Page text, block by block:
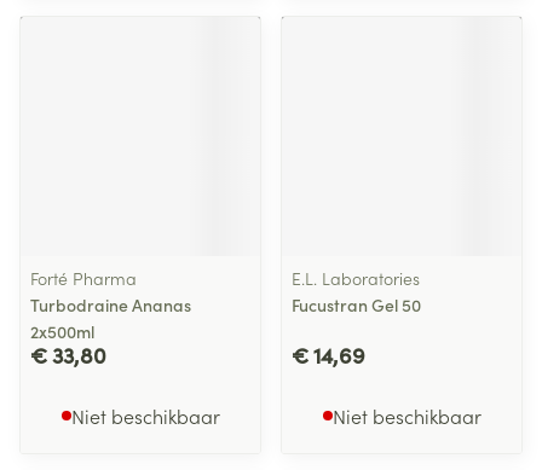
Forté Pharma
Turbodraine Ananas
2x500ml
€ 33,80
Niet beschikbaar
E.L. Laboratories
Fucustran Gel 50
€ 14,69
Niet beschikbaar